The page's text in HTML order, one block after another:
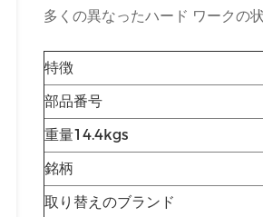
多くの異なったハード ワークの
特徴
部品番号
重量14.4kgs
銘柄
取り替えのブランド